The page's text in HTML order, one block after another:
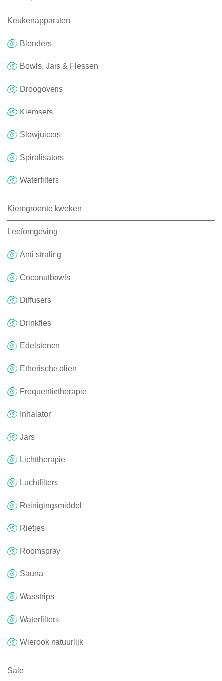
Keukenapparaten
Blenders
Bowls, Jars & Flessen
Droogovens
Kiemsets
Slowjuicers
Spiralisators
Waterfilters
Kiemgroente kweken
Leefomgeving
Anti straling
Coconutbowls
Diffusers
Drinkfles
Edelstenen
Etherische olien
Frequentietherapie
Inhalator
Jars
Lichttherapie
Luchtfilters
Reinigingsmiddel
Rietjes
Roomspray
Sauna
Wasstrips
Waterfilters
Wierook natuurlijk
Sale